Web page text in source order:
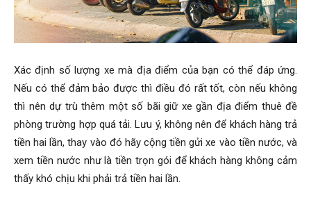
Xác định số lượng xe mà địa điểm của bạn có thể đáp ứng.
Nếu có thể đảm bảo được thì điều đó rất tốt, còn nếu không
thì nên dự trù thêm một số bãi giữ xe gần địa điểm thuê đề
phòng trường hợp quá tải. Lưu ý, không nên để khách hàng trả
tiền hai lần, thay vào đó hãy cộng tiền gửi xe vào tiền nước, và
xem tiền nước như là tiền trọn gói để khách hàng không cảm
thấy khó chịu khi phải trả tiền hai lần.